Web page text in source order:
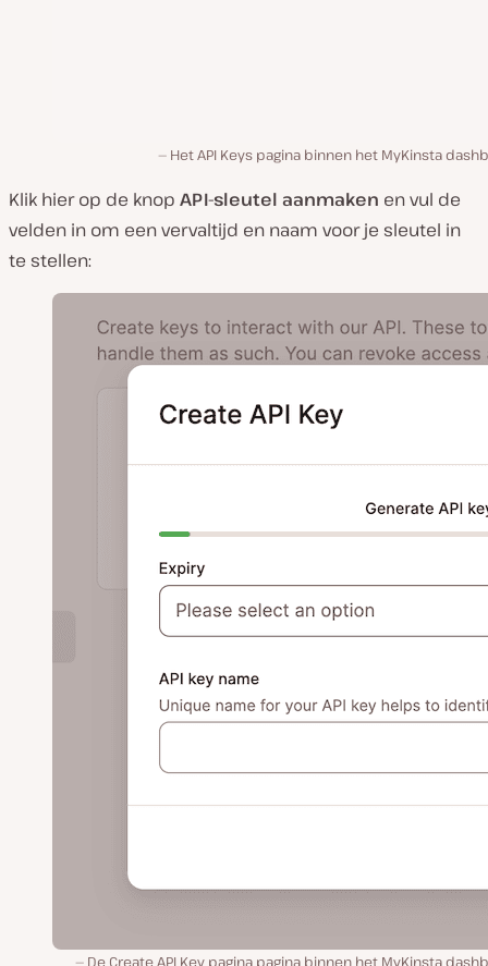
Het API Keys pagina binnen het MyKinsta
Klik hier op de knop API-sleutel aanmaken en vul de
velden in om een vervaltijd en naam voor je sleutel in
te stellen:
De Create API Key pagina pagina binnen het MyKinsta